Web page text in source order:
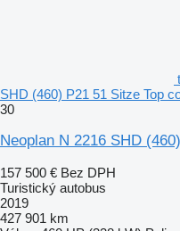
SHD (460) P21 51 Sitze Top
30
Neoplan N 2216 SHD
157 500 € Bez DPH
Turistický autobus
2019
427 901 km